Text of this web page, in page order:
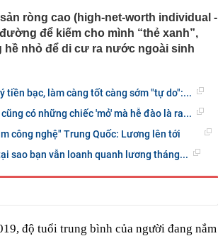
ròng cao (high-net-worth individual -
để kiếm cho mình “thẻ xanh”,
nhỏ để di cư ra nước ngoài sinh
tiền bạc, làm càng tốt càng sớm "tự do":...
có những chiếc 'mỏ' mà hễ đào là ra...
công nghệ" Trung Quốc: Lương lên tới
sao bạn vẫn loanh quanh lương tháng...
độ tuổi trung bình của người đang nắm